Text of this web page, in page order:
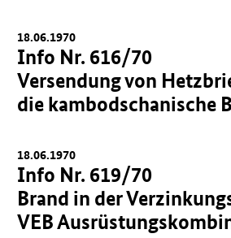
18.06.1970
Info Nr. 616/70
Versendung von
die kambodschanische
18.06.1970
Info Nr. 619/70
Brand in der
VEB